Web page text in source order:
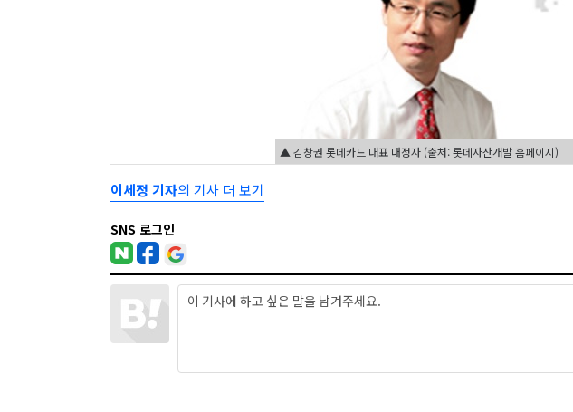
▲ 김창권 롯데카드 대표 내정자 (출처: 롯데자산개발 홈페이지)
이세정 기자의 기사 더 보기
SNS 로그인